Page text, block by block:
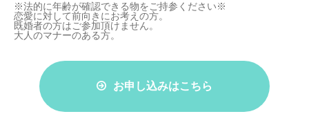
※法的に年齢が確認できる物をご持参ください※
恋愛に対して前向きにお考えの方。
既婚者の方はご参加頂けません。
大人のマナーのある方。
お申し込みはこちら